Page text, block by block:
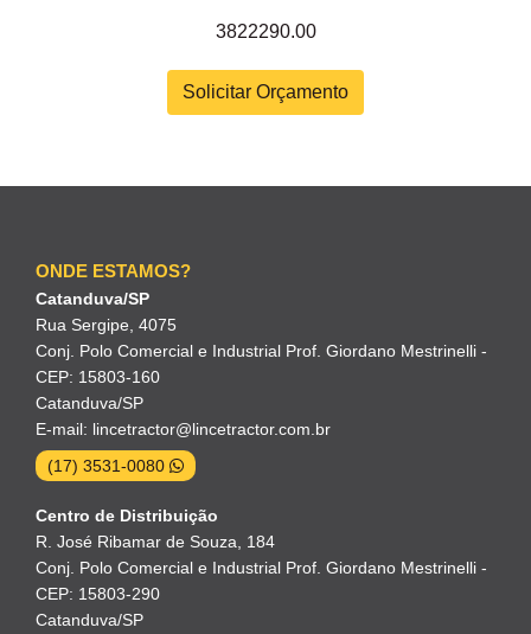
3822290.00
Solicitar Orçamento
ONDE ESTAMOS?
Catanduva/SP
Rua Sergipe, 4075
Conj. Polo Comercial e Industrial Prof. Giordano Mestrinelli -
CEP: 15803-160
Catanduva/SP
E-mail: lincetractor@lincetractor.com.br
(17) 3531-0080
Centro de Distribuição
R. José Ribamar de Souza, 184
Conj. Polo Comercial e Industrial Prof. Giordano Mestrinelli -
CEP: 15803-290
Catanduva/SP